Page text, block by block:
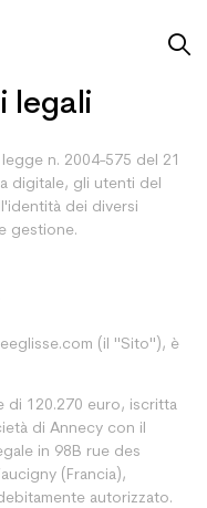
legali
n. 2004-575 del 21
digitale, gli utenti del
dei diversi
gestione.
(il "Sito"), è
di 120.270 euro, iscritta
di Annecy con il
in 98B rue des
(Francia),
autorizzato.